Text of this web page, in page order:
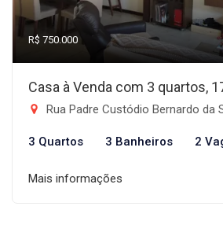
R$ 750.000
Casa à Venda com 3 quartos,
Rua Padre Custódio Bernardo da Silva -
3 Quartos 3 Banheiros 2
Mais informações